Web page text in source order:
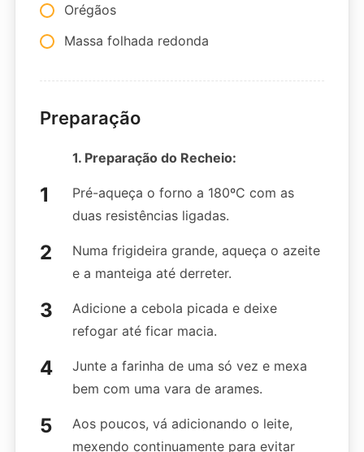
Orégãos
Massa folhada redonda
Preparação
1. Preparação do Recheio:
Pré-aqueça o forno a 180ºC com as
duas resistências ligadas.
Numa frigideira grande, aqueça o azeite
e a manteiga até derreter.
Adicione a cebola picada e deixe
refogar até ficar macia.
Junte a farinha de uma só vez e mexa
bem com uma vara de arames.
Aos poucos, vá adicionando o leite,
mexendo continuamente para evitar